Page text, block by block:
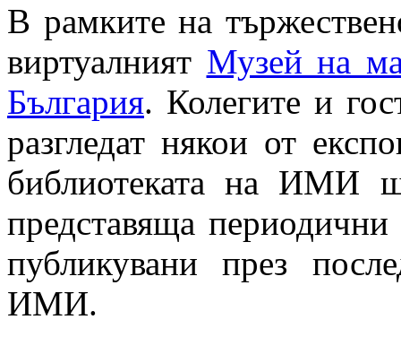
В рамките на
виртуалният Музей на
България. Колегите и
разгледат някои от
библиотеката на ИМИ
представяща
публикувани през
ИМИ.